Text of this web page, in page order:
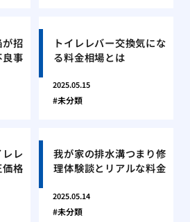
招
事
トイレレバー交換気にな
る料金相場とは
2025.05.15
未分類
レ
格
我が家の排水溝つまり修
理体験談とリアルな料金
2025.05.14
未分類